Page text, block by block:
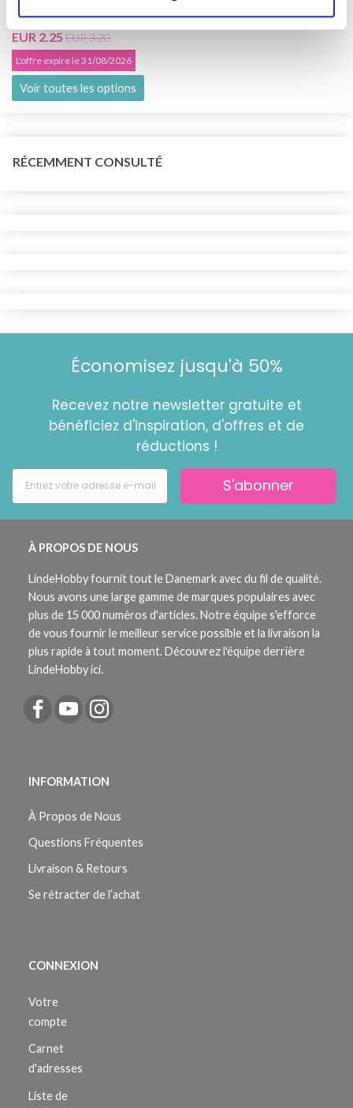
EUR 2.25 EUR 3.20
L'offre expire le 31/08/2026
Voir toutes les options
RÉCEMMENT CONSULTÉ
Économisez jusqu'à 50%
Recevez notre newsletter gratuite et
bénéficiez d'inspiration, d'offres et de
réductions !
S'abonner
À PROPOS DE NOUS
LindeHobby fournit tout le Danemark avec du fil de qualité.
Nous avons une large gamme de marques populaires avec
plus de 15 000 numéros d'articles. Notre équipe s'efforce
de vous fournir le meilleur service possible et la livraison la
plus rapide à tout moment. Découvrez l'équipe derrière
LindeHobby ici.
INFORMATION
À Propos de Nous
Questions Fréquentes
Livraison & Retours
Se rétracter de l’achat
CONNEXION
Votre
compte
Carnet
d'adresses
Liste de